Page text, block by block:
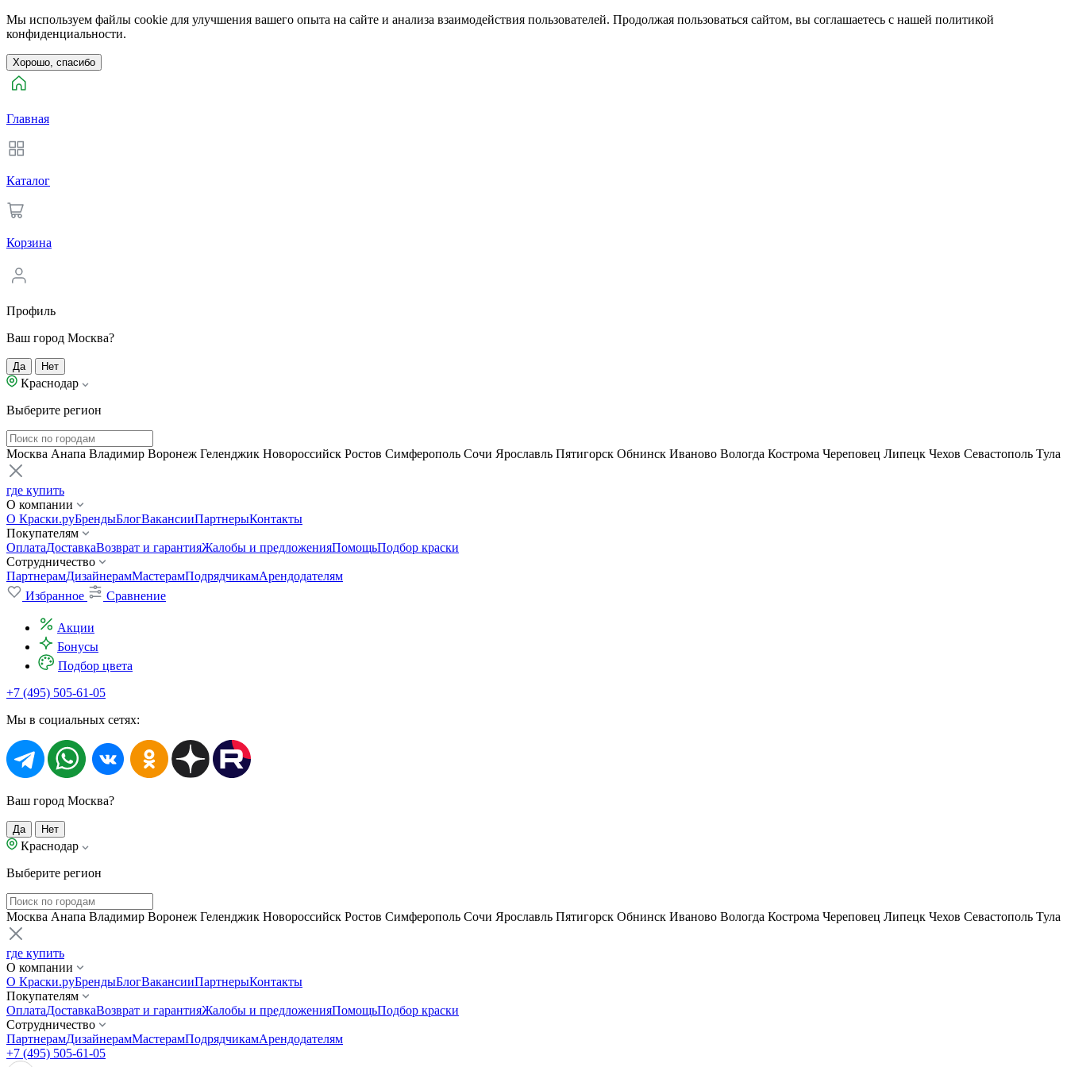
Мы используем файлы cookie для улучшения вашего опыта на сайте и анализа взаимодействия пользователей. Продолжая пользоваться сайтом, вы соглашаетесь с нашей политикой
конфиденциальности.
Хорошо, спасибо
Главная
Каталог
Корзина
Профиль
Ваш город Москва?
Да Нет
Краснодар
Выберите регион
Москва Анапа Владимир Воронеж Геленджик Новороссийск Ростов Симферополь Сочи Ярославль Пятигорск Обнинск Иваново Вологда Кострома Череповец Липецк Чехов Севастополь Тула
где купить
О компании
О Краски.руБрендыБлогВакансииПартнерыКонтакты
Покупателям
ОплатаДоставкаВозврат и гарантияЖалобы и предложенияПомощьПодбор краски
Сотрудничество
ПартнерамДизайнерамМастерамПодрядчикамАрендодателям
Избранное
Сравнение
Акции
Бонусы
Подбор цвета
+7 (495) 505-61-05
Мы в социальных сетях:
Ваш город Москва?
Да Нет
Краснодар
Выберите регион
Москва Анапа Владимир Воронеж Геленджик Новороссийск Ростов Симферополь Сочи Ярославль Пятигорск Обнинск Иваново Вологда Кострома Череповец Липецк Чехов Севастополь Тула
где купить
О компании
О Краски.руБрендыБлогВакансииПартнерыКонтакты
Покупателям
ОплатаДоставкаВозврат и гарантияЖалобы и предложенияПомощьПодбор краски
Сотрудничество
ПартнерамДизайнерамМастерамПодрядчикамАрендодателям
+7 (495) 505-61-05